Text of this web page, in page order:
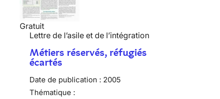
Gratuit
Lettre de l’asile et de l’intégration
Métiers réservés, réfugiés
écartés
Date de publication : 2005
Thématique :